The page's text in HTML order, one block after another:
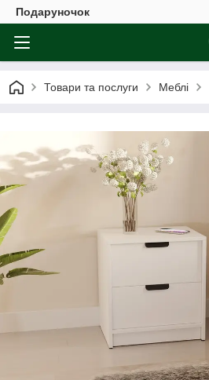
Подаруночок
Товари та послуги Меблі